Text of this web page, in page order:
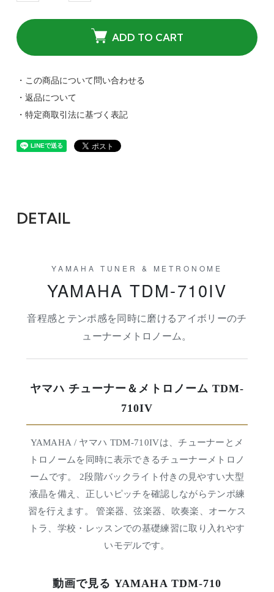
ADD TO CART
・この商品について問い合わせる
・返品について
・特定商取引法に基づく表記
DETAIL
YAMAHA TUNER & METRONOME
YAMAHA TDM-710IV
音程感とテンポ感を同時に磨けるアイボリーのチ
ューナーメトロノーム。
ヤマハ チューナー＆メトロノーム TDM-
710IV
YAMAHA / ヤマハ TDM-710IVは、チューナーとメ
トロノームを同時に表示できるチューナーメトロノ
ームです。 2段階バックライト付きの見やすい大型
液晶を備え、正しいピッチを確認しながらテンポ練
習を行えます。 管楽器、弦楽器、吹奏楽、オーケス
トラ、学校・レッスンでの基礎練習に取り入れやす
いモデルです。
動画で見る YAMAHA TDM-710